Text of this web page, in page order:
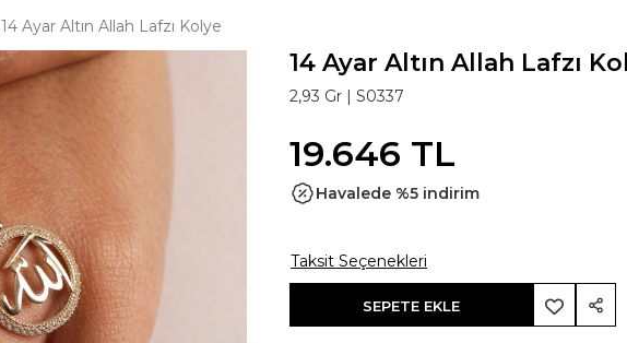
14 Ayar Altın Allah Lafzı Kolye
14 Ayar Altın Allah Lafzı
2,93 Gr | S0337
19.646 TL
Havalede %5 indirim
Taksit Seçenekleri
SEPETE EKLE